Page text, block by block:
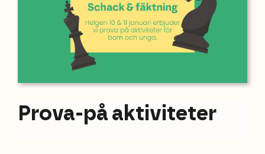
BUTIKER
RESTAURANGER
Prova-på aktiviteter